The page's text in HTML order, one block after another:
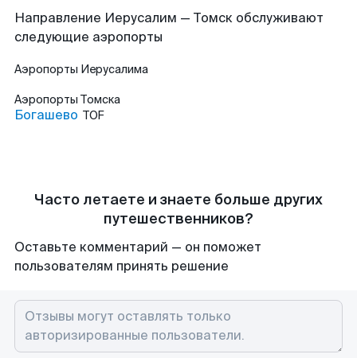
Направление Иерусалим — Томск обслуживают
следующие аэропорты
Аэропорты Иерусалима
Аэропорты Томска
Богашево TOF
Часто летаете и знаете больше других
путешественников?
Оставьте комментарий — он поможет
пользователям принять решение